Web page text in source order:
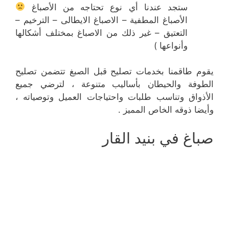
ستجد عندنا أي نوع تحتاجه من الأصباغ
الأصباغ المطفية – الاصباغ الايطالى – الترخيم –
التعتيق – غير ذلك من الاصباغ بمختلف أشكالها
وأنواعها )
يقوم طاقمنا بخدمات تصليح قبل الصبغ تتضمن تصليح
الطوفة والحيطان بأساليب متنوعة ، لترضي جميع
الأذواق وتناسب طلبات واحتياجات العميل وتوصياته ،
وأيضا ذوقه الخاص المميز .
صباغ في بنيد القار